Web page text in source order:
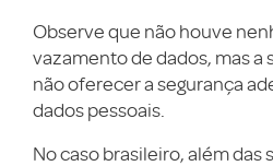
Observe que não houve
vazamento de dados, mas a
não oferecer a segurança
dados pessoais.
No caso brasileiro, além das